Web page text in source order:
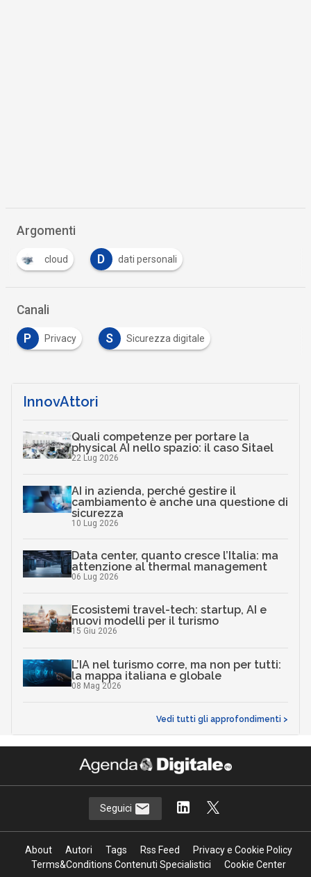
Argomenti
cloud D dati personali
Canali
P Privacy S Sicurezza digitale
InnovAttori
Quali competenze per portare la
physical AI nello spazio: il caso Sitael
22 Lug 2026
AI in azienda, perché gestire il
cambiamento è anche una questione di
sicurezza
10 Lug 2026
Data center, quanto cresce l’Italia: ma
attenzione al thermal management
06 Lug 2026
Ecosistemi travel-tech: startup, AI e
nuovi modelli per il turismo
15 Giu 2026
L’IA nel turismo corre, ma non per tutti:
la mappa italiana e globale
08 Mag 2026
Vedi tutti gli approfondimenti >
Seguici
About Autori Tags Rss Feed
Privacy e Cookie Policy
Terms&Conditions Contenuti Specialistici
Cookie Center